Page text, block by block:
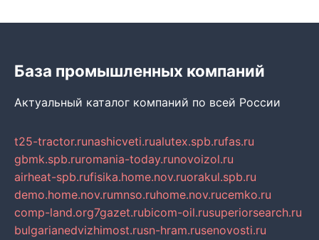
База промышленных компаний
Актуальный каталог компаний по всей России
t25-tractor.runashicveti.rualutex.spb.rufas.ru
gbmk.spb.ruromania-today.runovoizol.ru
airheat-spb.rufisika.home.nov.ruorakul.spb.ru
demo.home.nov.rumnso.ruhome.nov.rucemko.ru
comp-land.org7gazet.rubicom-oil.rusuperiorsearch.ru
bulgarianedvizhimost.rusn-hram.rusenovosti.ru